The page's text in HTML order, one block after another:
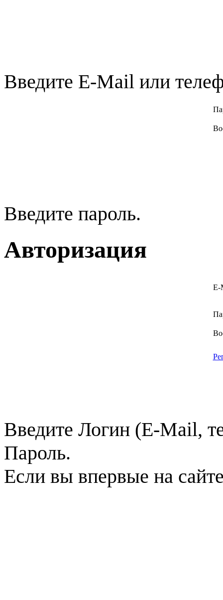
Введите E-Mail или
Введите пароль.
Авторизация
E-
Введите Логин (E-Mail,
Пароль.
Если вы впервые на